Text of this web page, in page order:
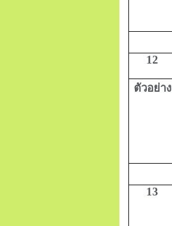
12
ตัวอย่าง
13